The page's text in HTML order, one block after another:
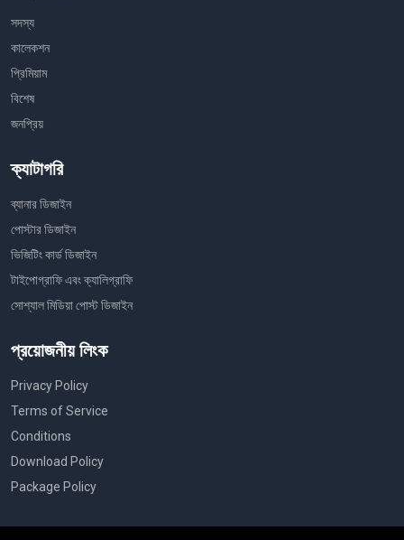
সদস্য
কালেকশন
প্রিমিয়াম
বিশেষ
জনপ্রিয়
ক্যাটাগরি
ব্যানার ডিজাইন
পোস্টার ডিজাইন
ভিজিটিং কার্ড ডিজাইন
টাইপোগ্রাফি এবং ক্যালিগ্রাফি
সোশ্যাল মিডিয়া পোস্ট ডিজাইন
প্রয়োজনীয় লিংক
Privacy Policy
Terms of Service
Conditions
Download Policy
Package Policy